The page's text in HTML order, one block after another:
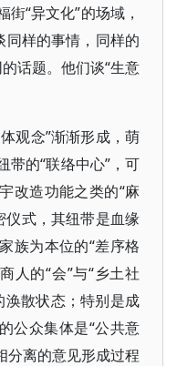
“异文化”的场域，
样的事情，同样的
话题。他们谈“生意
观念”渐渐形成，萌
的“联络中心”，可
改造功能之类的“麻
仪式，其纽带是血缘
族为本位的“差序格
的“会”与“乡土社
涣散状态；特别是成
公众集体是“公共意
分离的意见形成过程